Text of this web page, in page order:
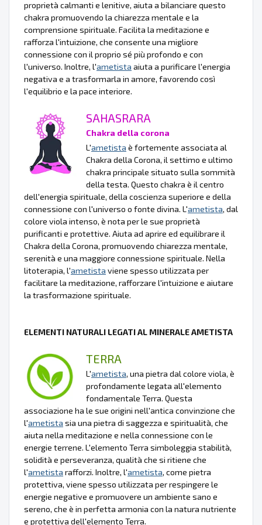
proprietà calmanti e lenitive, aiuta a bilanciare questo
chakra promuovendo la chiarezza mentale e la
comprensione spirituale. Facilita la meditazione e
rafforza l'intuizione, che consente una migliore
connessione con il proprio sé più profondo e con
l'universo. Inoltre, l'ametista aiuta a purificare l'energia
negativa e a trasformarla in amore, favorendo così
l'equilibrio e la pace interiore.
SAHASRARA
Chakra della corona
L'ametista è fortemente associata al
Chakra della Corona, il settimo e ultimo
chakra principale situato sulla sommità
della testa. Questo chakra è il centro
dell'energia spirituale, della coscienza superiore e della
connessione con l'universo o fonte divina. L'ametista, dal
colore viola intenso, è nota per le sue proprietà
purificanti e protettive. Aiuta ad aprire ed equilibrare il
Chakra della Corona, promuovendo chiarezza mentale,
serenità e una maggiore connessione spirituale. Nella
litoterapia, l'ametista viene spesso utilizzata per
facilitare la meditazione, rafforzare l'intuizione e aiutare
la trasformazione spirituale.
ELEMENTI NATURALI LEGATI AL MINERALE AMETISTA
TERRA
L'ametista, una pietra dal colore viola, è
profondamente legata all'elemento
fondamentale Terra. Questa
associazione ha le sue origini nell'antica convinzione che
l'ametista sia una pietra di saggezza e spiritualità, che
aiuta nella meditazione e nella connessione con le
energie terrene. L'elemento Terra simboleggia stabilità,
solidità e perseveranza, qualità che si ritiene che
l'ametista rafforzi. Inoltre, l'ametista, come pietra
protettiva, viene spesso utilizzata per respingere le
energie negative e promuovere un ambiente sano e
sereno, che è in perfetta armonia con la natura nutriente
e protettiva dell'elemento Terra.